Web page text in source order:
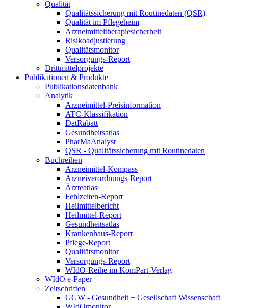
Qualität
Qualitätssicherung mit Routinedaten (QSR)
Qualität im Pflegeheim
Arzneimitteltherapiesicherheit
Risikoadjustierung
Qualitätsmonitor
Versorgungs-Report
Drittmittelprojekte
Publikationen & Produkte
Publikationsdatenbank
Analytik
Arzneimittel-Preisinformation
ATC-Klassifikation
DatRabatt
Gesundheitsatlas
PharMaAnalyst
QSR - Qualitätssicherung mit Routinedaten
Buchreihen
Arzneimittel-Kompass
Arzneiverordnungs-Report
Ärzteatlas
Fehlzeiten-Report
Heilmittelbericht
Heilmittel-Report
Gesundheitsatlas
Krankenhaus-Report
Pflege-Report
Qualitätsmonitor
Versorgungs-Report
WIdO-Reihe im KomPart-Verlag
WIdO e-Paper
Zeitschriften
GGW - Gesundheit + Gesellschaft Wissenschaft